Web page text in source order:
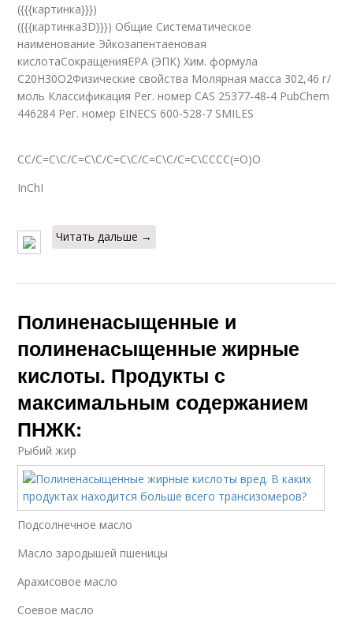
({{{картинка}}})
({{{картинка3D}}}) Общие Систематическое
наименование Эйкозапентаеновая
кислотаСокращенияEPA (ЭПК) Хим. формула
C20H30O2Физические свойства Молярная масса 302,46 г/
моль Классификация Рег. номер CAS 25377-48-4 PubChem
446284 Рег. номер EINECS 600-528-7 SMILES
CC/C=C\C/C=C\C/C=C\C/C=C\C/C=C\CCCC(=O)O
InChI
Читать дальше →
Полиненасыщенные и
полиненасыщенные жирные
кислоты. Продукты с
максимальным содержанием
ПНЖК:
Рыбий жир
Подсолнечное масло
Масло зародышей пшеницы
Арахисовое масло
Соевое масло